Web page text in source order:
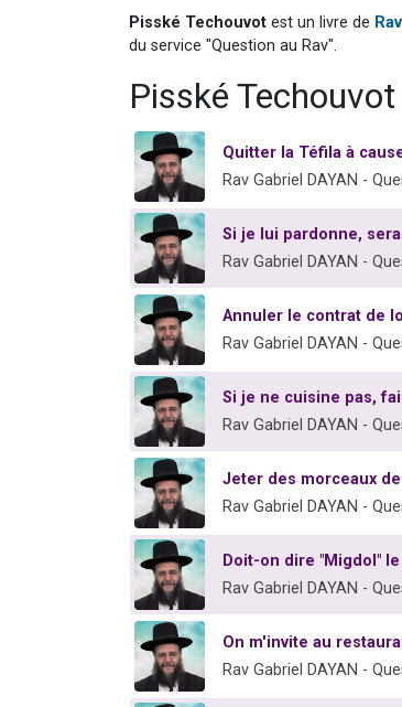
Pisské Techouvot est un livre de
du service "Question au Rav".
Pisské
Quitter la Téfila à
Rav Gabriel DAYAN -
Si je lui pardonne,
Rav Gabriel DAYAN -
Annuler le contrat de
Rav Gabriel DAYAN -
Si je ne cuisine pas,
Rav Gabriel DAYAN -
Jeter des morceaux
Rav Gabriel DAYAN -
Doit-on dire "Migdol"
Rav Gabriel DAYAN -
On m'invite au
Rav Gabriel DAYAN -